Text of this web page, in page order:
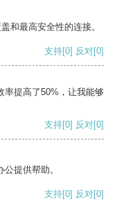
和最高安全性的连接。
支持[0] 反对[0]
率提高了50%，让我能够
支持[0] 反对[0]
提供帮助。
支持[0] 反对[0]